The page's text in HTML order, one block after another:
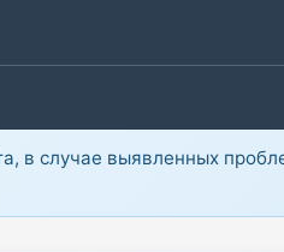
в случае выявленных